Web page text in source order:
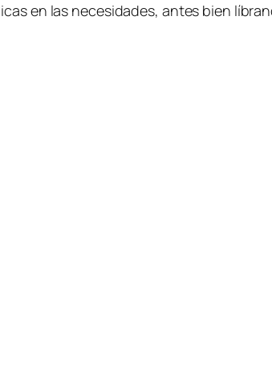
en las necesidades, antes bien